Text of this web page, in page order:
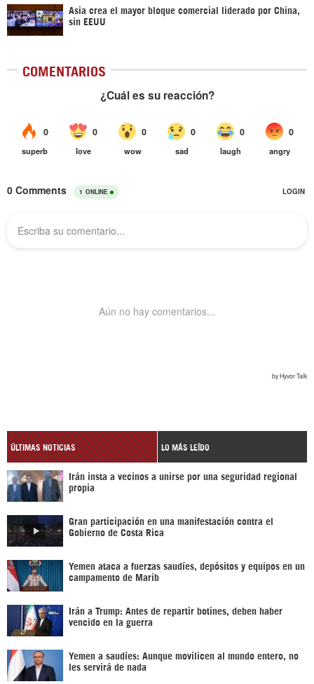
Asia crea el mayor bloque comercial liderado por China,
sin EEUU
COMENTARIOS
ÚLTIMAS NOTICIAS LO MÁS LEÍDO
Irán insta a vecinos a unirse por una seguridad regional
propia
Gran participación en una manifestación contra el
Gobierno de Costa Rica
Yemen ataca a fuerzas saudíes, depósitos y equipos en un
campamento de Marib
Irán a Trump: Antes de repartir botines, deben haber
vencido en la guerra
Yemen a saudíes: Aunque movilicen al mundo entero, no
les servirá de nada